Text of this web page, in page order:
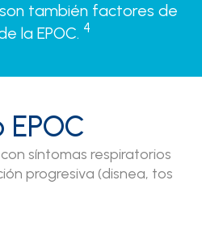
también factores de
la EPOC. 4
síntomas respiratorios
progresiva (disnea, tos